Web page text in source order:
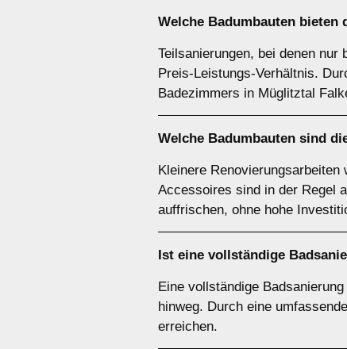
Welche Badumbauten bieten
Teilsanierungen, bei denen
Preis-Leistungs-Verhältnis.
Badezimmers in Müglitztal
Welche Badumbauten sind
Kleinere
Accessoires sind in der Regel
auffrischen, ohne hohe
Ist eine vollständige
Eine vollständige
hinweg. Durch eine
erreichen.